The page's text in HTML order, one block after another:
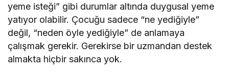
yeme isteği” gibi durumlar altında duygusal yeme
yatıyor olabilir. Çocuğu sadece “ne yediğiyle”
değil, “neden öyle yediğiyle” de anlamaya
çalışmak gerekir. Gerekirse bir uzmandan destek
almakta hiçbir sakınca yok.